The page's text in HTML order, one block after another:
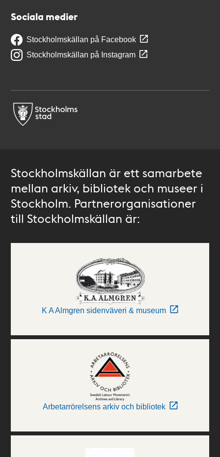
Sociala medier
Stockholmskällan på Facebook
Stockholmskällan på Instagram
Stockholmskällan är ett samarbete
mellan arkiv, bibliotek och museer i
Stockholm. Partnerorganisationer
till Stockholmskällan är:
K A Almgren sidenväveri & museum
Arbetarrörelsens arkiv och bibliotek